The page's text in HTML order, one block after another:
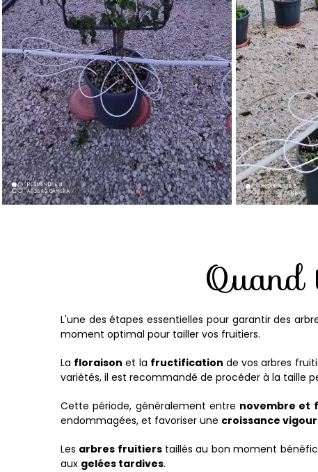
L'une des étapes essentielles pour garantir des
moment optimal pour tailler vos fruitiers.
La floraison et la fructification de vos arbres
variétés, il est recommandé de procéder à la taille
Cette période, généralement entre novembre et
endommagées, et favoriser une croissance
Les arbres fruitierstaillés au bon moment
aux gelées tardives.